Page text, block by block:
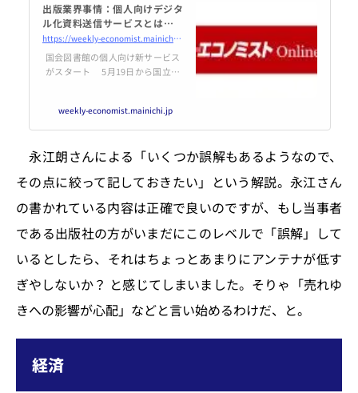
出版業界事情：個人向けデジタ
ル化資料送信サービスとは？＝
永江朗 | 週刊エコノミスト Onli
ne
https://weekly-economist.mainichi.jp/articles/20220621/se1/00m/020/015000c
国会図書館の個人向け新サービス
がスタート 5月19日から国立国
まった。いくつか誤解もあるよう
なので、その点に絞って記してお
weekly-economist.mainichi.jp
永江朗さんによる「いくつか誤解もあるようなので、
その点に絞って記しておきたい」という解説。永江さん
の書かれている内容は正確で良いのですが、もし当事者
である出版社の方がいまだにこのレベルで「誤解」して
いるとしたら、それはちょっとあまりにアンテナが低す
ぎやしないか？ と感じてしまいました。そりゃ「売れゆ
きへの影響が心配」などと言い始めるわけだ、と。
経済